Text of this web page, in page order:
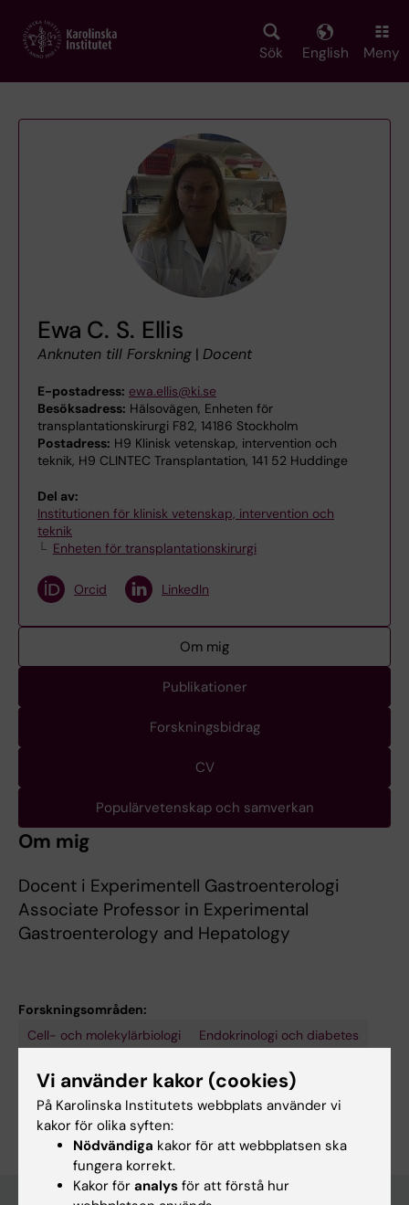
main
Sök English Meny
Ewa C. S. Ellis
Anknuten till Forskning | Docent
E-postadress: ewa.ellis@ki.se
Besöksadress: Hälsovägen, Enheten för
transplantationskirurgi F82, 14186 Stockholm
Postadress: H9 Klinisk vetenskap, intervention och
teknik, H9 CLINTEC Transplantation, 141 52 Huddinge
Del av:
Institutionen för klinisk vetenskap, intervention och
teknik
Enheten för transplantationskirurgi
Orcid LinkedIn
Om mig
Publikationer
Forskningsbidrag
CV
Populärvetenskap och samverkan
Om mig
Docent i Experimentell Gastroenterologi
Associate Professor in Experimental
Gastroenterology and Hepatology
Forskningsområden:
Cell- och molekylärbiologi
Endokrinologi och diabetes
Är du Ewa C. S. Ellis?
Redigera din profil
Vi använder kakor (cookies)
På Karolinska Institutets webbplats använder vi
kakor för olika syften:
Nödvändiga kakor för att webbplatsen ska
fungera korrekt.
Kakor för analys för att förstå hur